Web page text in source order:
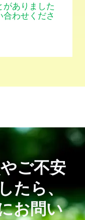
がありました
合わせくださ
ご不安
たら、
お問い